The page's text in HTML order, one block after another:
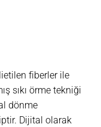
fiberler ile
sıkı örme tekniği
dönme
Dijital olarak